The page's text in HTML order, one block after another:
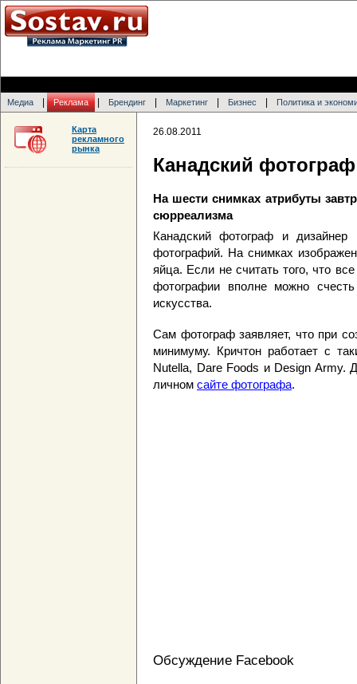
Медиа Реклама Брендинг Маркетинг Бизнес Политика и
26.08.2011
Канадский
На шести снимках атрибуты
сюрреализма
Канадский фотограф и
фотографий. На снимках
яйца. Если не считать того, что
фотографии вполне можно
искусства.
Сам фотограф заявляет, что при
минимуму. Кричтон работает с
Nutella, Dare Foods и Design Army.
личном сайте фотографа.
Обсуждение Facebook
Карта
рекламного
рынка